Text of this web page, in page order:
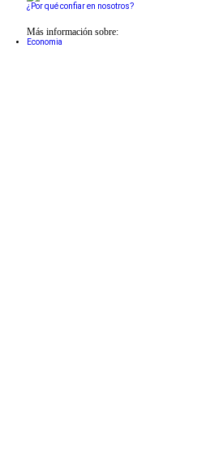
¿Por qué confiar en nosotros?
Más información sobre:
Economia